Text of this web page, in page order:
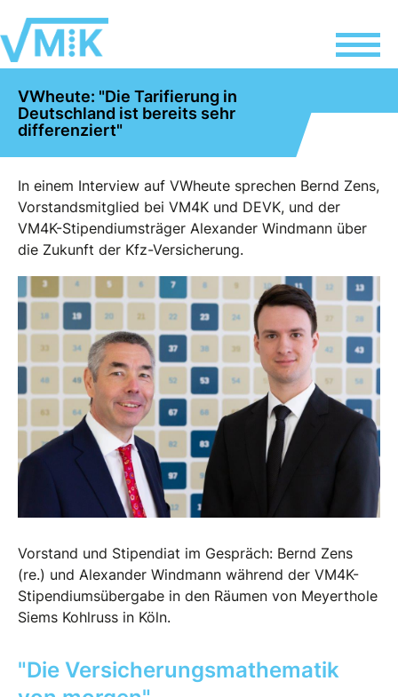
VWheute: "Die Tarifierung in
Deutschland ist bereits sehr
differenziert"
In einem Interview auf VWheute sprechen Bernd Zens,
Vorstandsmitglied bei VM4K und DEVK, und der
VM4K-Stipendiumsträger Alexander Windmann über
die Zukunft der Kfz-Versicherung.
Vorstand und Stipendiat im Gespräch: Bernd Zens
(re.) und Alexander Windmann während der VM4K-
Stipendiumsübergabe in den Räumen von Meyerthole
Siems Kohlruss in Köln.
"Die Versicherungsmathematik